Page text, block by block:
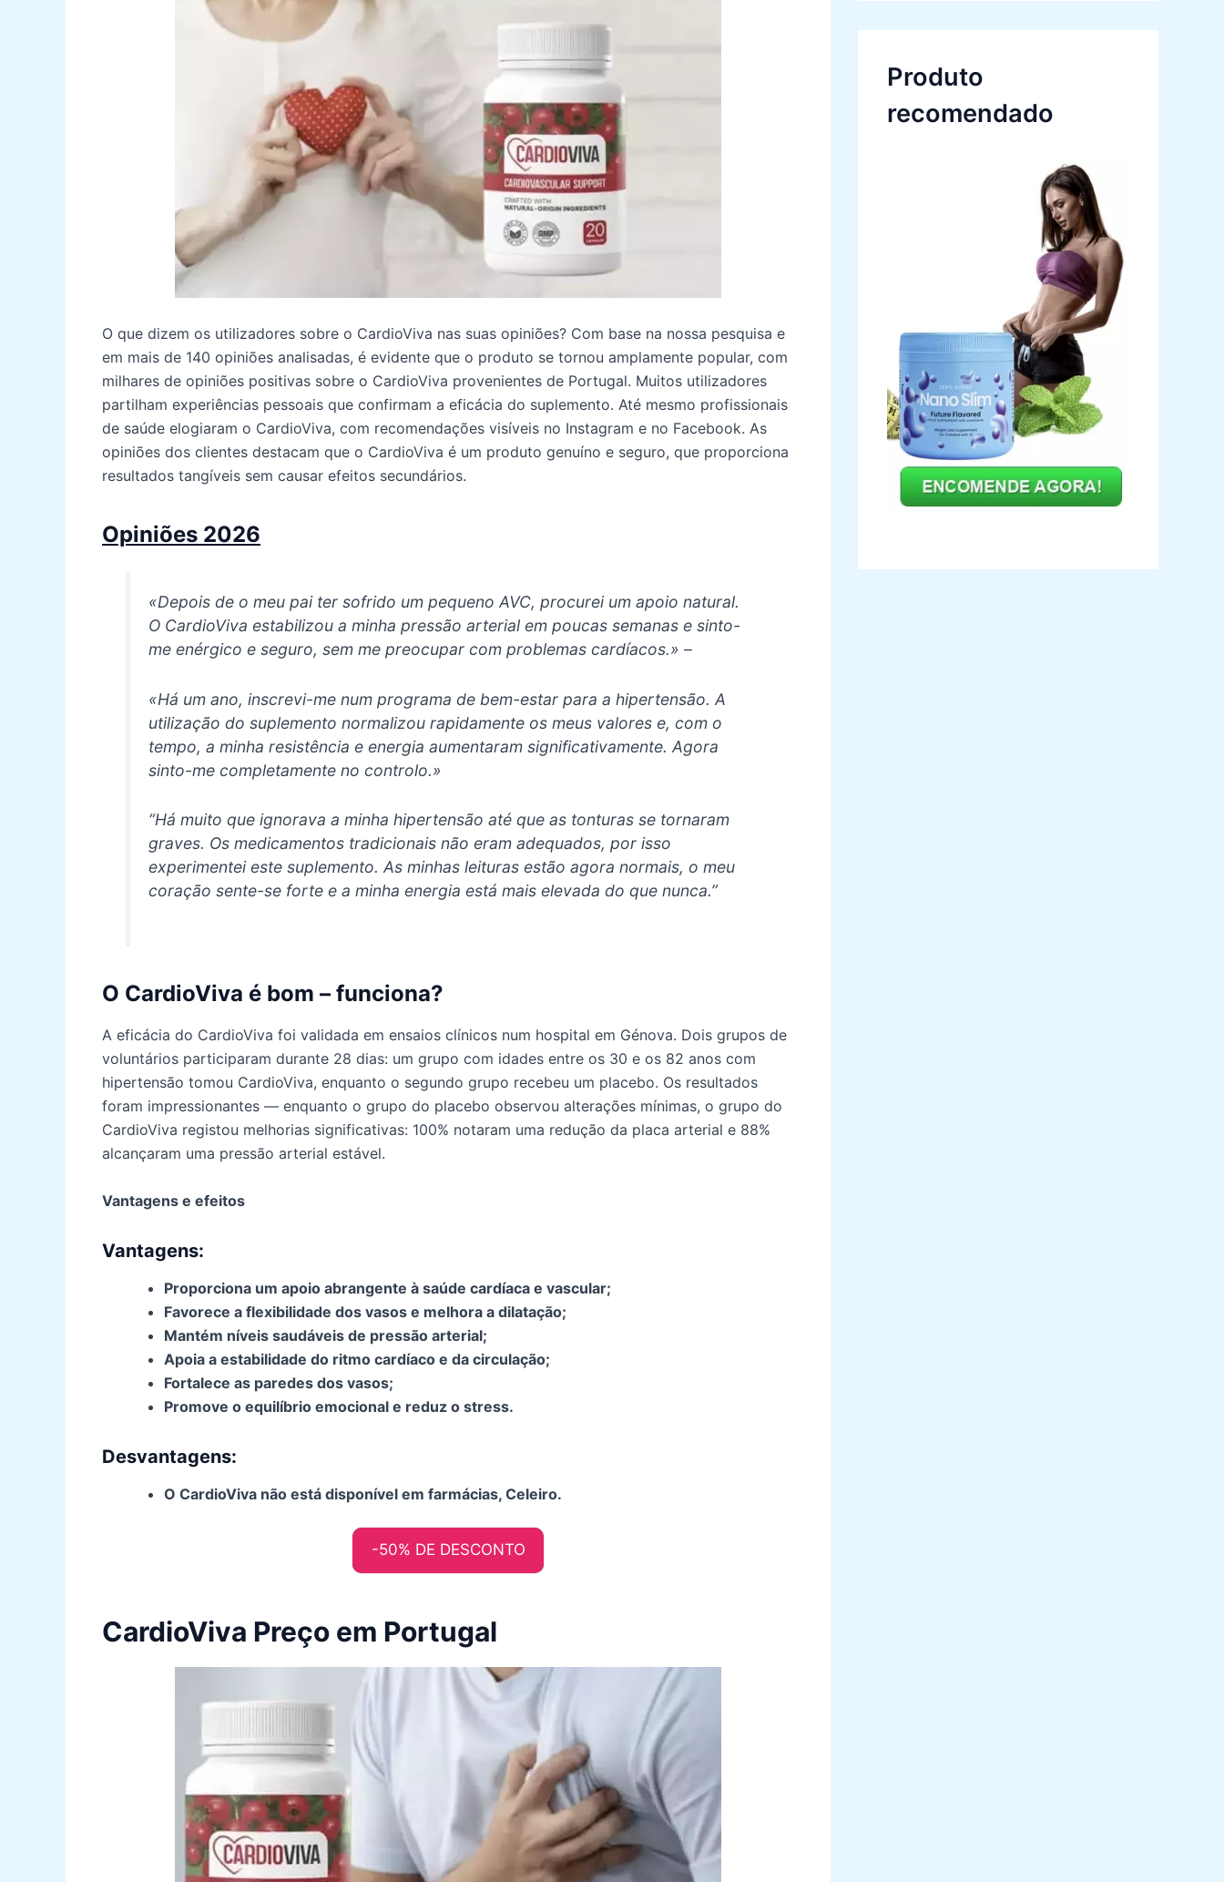
O que dizem os utilizadores sobre o CardioViva nas suas opiniões? Com base na nossa pesquisa e
em mais de 140 opiniões analisadas, é evidente que o produto se tornou amplamente popular, com
milhares de opiniões positivas sobre o CardioViva provenientes de Portugal. Muitos utilizadores
partilham experiências pessoais que confirmam a eficácia do suplemento. Até mesmo profissionais
de saúde elogiaram o CardioViva, com recomendações visíveis no Instagram e no Facebook. As
opiniões dos clientes destacam que o CardioViva é um produto genuíno e seguro, que proporciona
resultados tangíveis sem causar efeitos secundários.
Opiniões 2026
«Depois de o meu pai ter sofrido um pequeno AVC, procurei um apoio natural.
O CardioViva estabilizou a minha pressão arterial em poucas semanas e sinto-
me enérgico e seguro, sem me preocupar com problemas cardíacos.» –
«Há um ano, inscrevi-me num programa de bem-estar para a hipertensão. A
utilização do suplemento normalizou rapidamente os meus valores e, com o
tempo, a minha resistência e energia aumentaram significativamente. Agora
sinto-me completamente no controlo.»
“Há muito que ignorava a minha hipertensão até que as tonturas se tornaram
graves. Os medicamentos tradicionais não eram adequados, por isso
experimentei este suplemento. As minhas leituras estão agora normais, o meu
coração sente-se forte e a minha energia está mais elevada do que nunca.”
O CardioViva é bom – funciona?
A eficácia do CardioViva foi validada em ensaios clínicos num hospital em Génova. Dois grupos de
voluntários participaram durante 28 dias: um grupo com idades entre os 30 e os 82 anos com
hipertensão tomou CardioViva, enquanto o segundo grupo recebeu um placebo. Os resultados
foram impressionantes — enquanto o grupo do placebo observou alterações mínimas, o grupo do
CardioViva registou melhorias significativas: 100% notaram uma redução da placa arterial e 88%
alcançaram uma pressão arterial estável.
Vantagens e efeitos
Vantagens:
Proporciona um apoio abrangente à saúde cardíaca e vascular;
Favorece a flexibilidade dos vasos e melhora a dilatação;
Mantém níveis saudáveis de pressão arterial;
Apoia a estabilidade do ritmo cardíaco e da circulação;
Fortalece as paredes dos vasos;
Promove o equilíbrio emocional e reduz o stress.
Desvantagens:
O CardioViva não está disponível em farmácias, Celeiro.
-50% DE DESCONTO
CardioViva Preço em Portugal
Produto
recomendado